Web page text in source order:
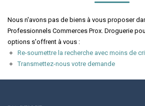
L'AGENCE
CONTACT
Créer une alerte
Nous n'avons pas de biens à vous proposer
Professionnels Commerces Prox. Droguerie
options s'offrent à vous :
Re-soumettre la recherche avec moins de
Transmettez-nous votre demande